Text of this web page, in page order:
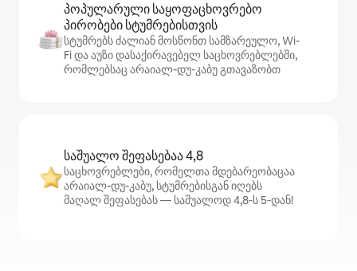
პოპულარული საყოფაცხოვრებო
პირობები სტუმრებისთვის
სტუმრებს ძალიან მოსწონთ სამზარეულო, Wi-
Fi და აუზი დასაქირავებელ საცხოვრებლებში,
რომლებსაც არაიალ-დუ-კაბუ გთავაზობთ
საშუალო შეფასებაა 4,8
საცხოვრებლები, რომელთა მდებარეობაცაა
არაიალ-დუ-კაბუ, სტუმრებისგან იღებს
მაღალ შეფასებას — საშუალოდ 4,8‑ს 5‑დან!